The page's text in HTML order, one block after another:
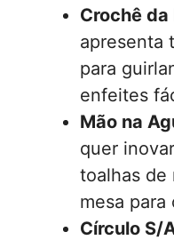
Crochê da
apresenta
para
enfeites
Mão na
quer
toalhas de
mesa para
Círculo S/